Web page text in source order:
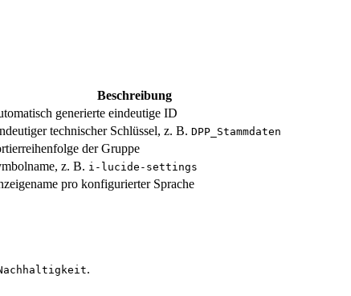
Beschreibung
generierte eindeutige ID
technischer Schlüssel, z. B. DPP_Stammdaten
der Gruppe
z. B. i-lucide-settings
pro konfigurierter Sprache
.